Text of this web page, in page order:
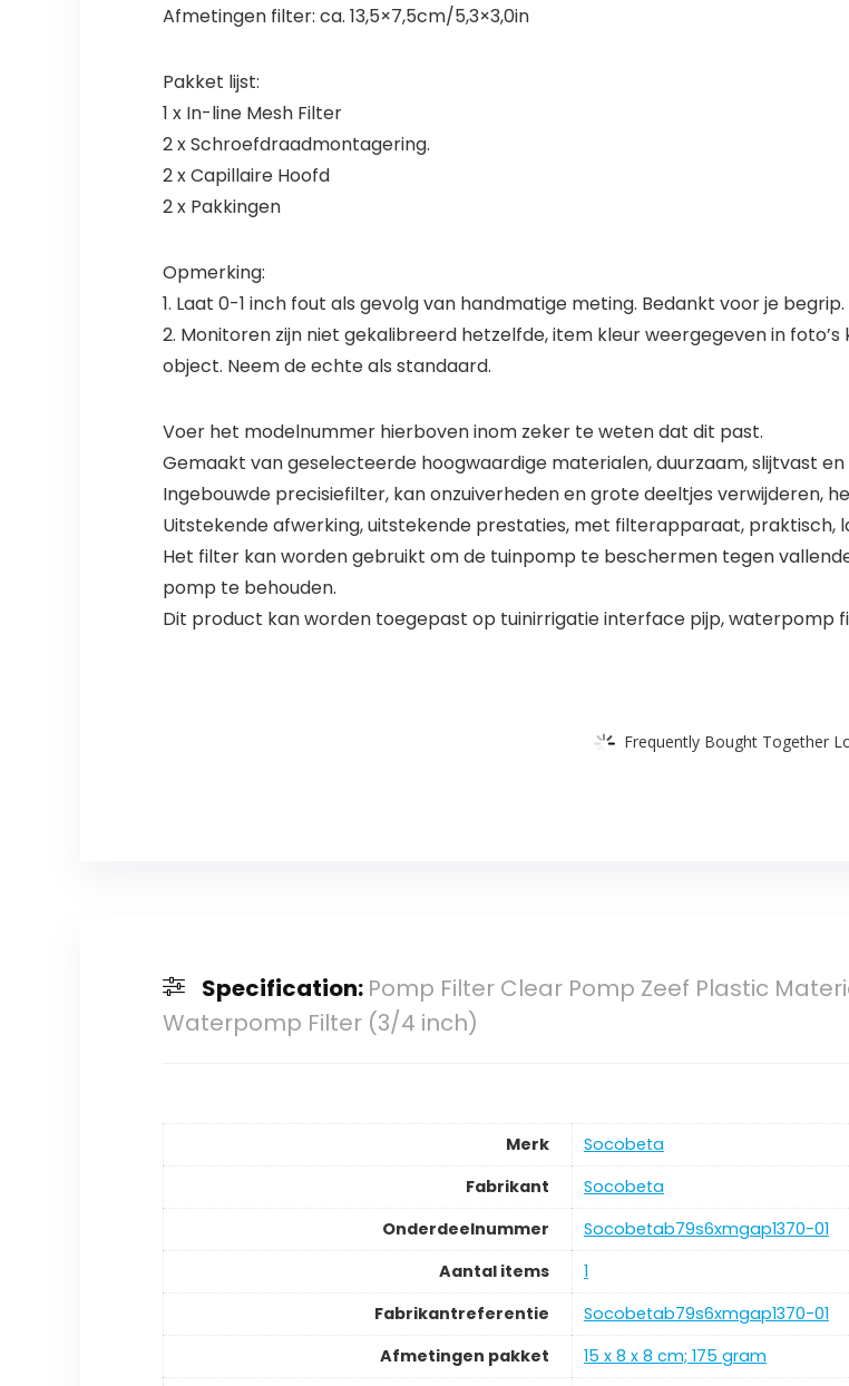
Afmetingen filter: ca. 13,5×7,5cm/5,3×3,0in
Pakket lijst:
1 x In-line Mesh Filter
2 x Schroefdraadmontagering.
2 x Capillaire Hoofd
2 x Pakkingen
Opmerking:
1. Laat 0-1 inch fout als gevolg van handmatige meting. Bedankt voor je begrip.
2. Monitoren zijn niet gekalibreerd hetzelfde, item kleur weergegeven in
object. Neem de echte als standaard.
Voer het modelnummer hierboven inom zeker te weten dat dit past.
Gemaakt van geselecteerde hoogwaardige materialen, duurzaam, slijtvast
Ingebouwde precisiefilter, kan onzuiverheden en grote deeltjes verwijderen,
Uitstekende afwerking, uitstekende prestaties, met filterapparaat, praktisch,
Het filter kan worden gebruikt om de tuinpomp te beschermen tegen
pomp te behouden.
Dit product kan worden toegepast op tuinirrigatie interface pijp, waterpomp
Frequently Bought Together
Specification: Pomp Filter Clear Pomp Zeef Plastic
Waterpomp Filter (3/4 inch)
Merk
‎Socobeta
Fabrikant
‎Socobeta
Onderdeelnummer
‎Socobetab79s6xmgap1370-01
Aantal items
‎1
Fabrikantreferentie
‎Socobetab79s6xmgap1370-01
Afmetingen pakket
‎15 x 8 x 8 cm; 175 gram